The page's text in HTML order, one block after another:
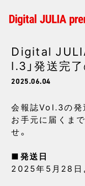
Digital
l.3」発送完
2025.06.04
会報誌Vol.3の発
お手元に届くま
せ。
■発送日
2025年5月28日